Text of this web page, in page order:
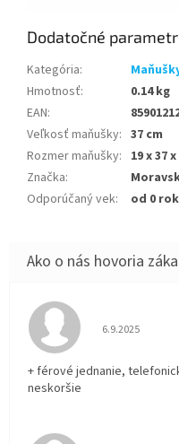
Dodatočné
Kategória:
Hmotnosť:
0.14 kg
EAN:
Veľkosť maňušky: 37 cm
Rozmer maňušky: 19 x 37
Značka:
Odporúčaný vek: od 0
Hodnotenie
6.9.2025
+ férové jednanie,
neskoršie